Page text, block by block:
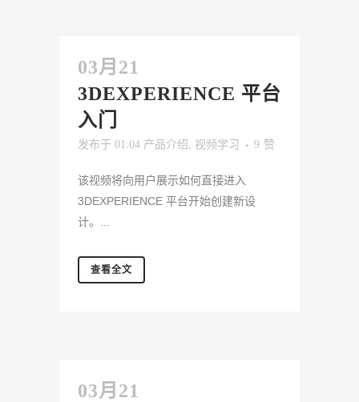
03月21
3DEXPERIENCE 平台
入门
发布于 01:04 产品介绍, 视频学习 9 赞
该视频将向用户展示如何直接进入
3DEXPERIENCE 平台开始创建新设
计。...
查看全文
03月21